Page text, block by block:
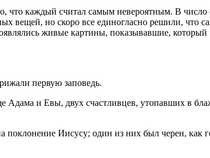
что каждый считал самым невероятным. В
вещей, но скоро все единогласно решили,
живые картины, показывавшие,
первую заповедь.
Адама и Евы, двух счастливцев, утопавших в
поклонение Иисусу; один из них был черен,